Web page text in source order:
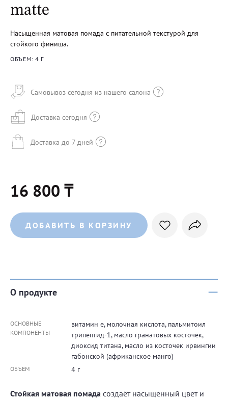
matte
Насыщенная матовая помада с питательной текстурой для
стойкого финиша.
ОБЪЕМ: 4 Г
Самовывоз сегодня из нашего салона
Доставка сегодня
Доставка до 7 дней
16 800 ₸
ДОБАВИТЬ В КОРЗИНУ
О продукте
ОСНОВНЫЕ
КОМПОНЕНТЫ
витамин е, молочная кислота, пальмитоил
трипептид-1, масло гранатовых косточек,
диоксид титана, масло из косточек ирвингии
габонской (африканское манго)
ОБЪЕМ 4 г
Стойкая матовая помада создаёт насыщенный цвет и